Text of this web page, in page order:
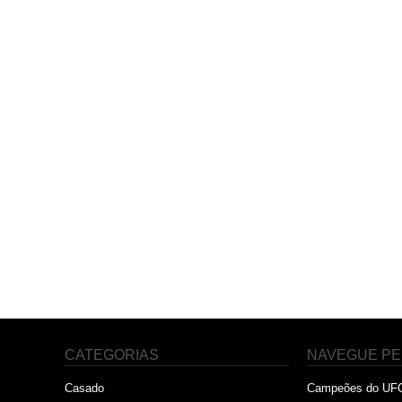
CATEGORIAS
Casado
NAVEGUE
Campeões do